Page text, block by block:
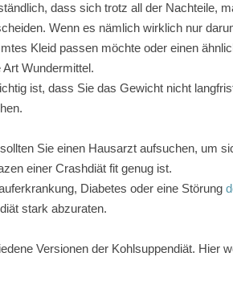
dass sich trotz all der Nachteile,
Wenn es nämlich wirklich nur
Kleid passen möchte oder einen
Wundermittel.
ist, dass Sie das Gewicht nicht
Sie einen Hausarzt aufsuchen, um
einer Crashdiät fit genug ist.
Diabetes oder eine Störung
stark abzuraten.
Versionen der Kohlsuppendiät. Hier